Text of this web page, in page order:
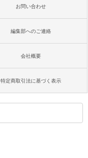
お問い合わせ
編集部へのご連絡
会社概要
特定商取引法に基づく表示